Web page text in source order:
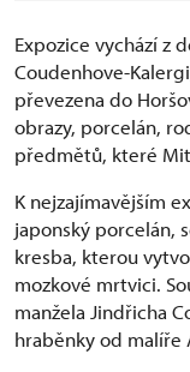
Expozice vychází z
Coudenhove-
převezena do
obrazy, porcelán,
předmětů, které
K nejzajímavějším
japonský porcelán,
kresba, kterou
mozkové mrtvici.
manžela Jindřicha
hraběnky od malíře